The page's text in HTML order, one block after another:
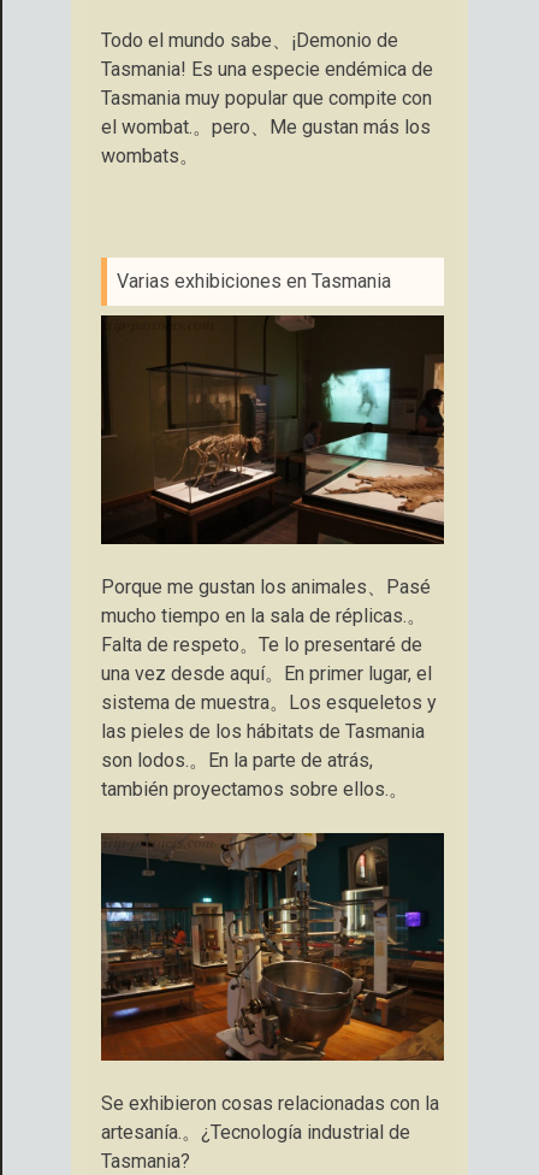
Todo el mundo sabe、¡Demonio de
Tasmania! Es una especie endémica de
Tasmania muy popular que compite con
el wombat.。pero、Me gustan más los
wombats。
Varias exhibiciones en Tasmania
Porque me gustan los animales、Pasé
mucho tiempo en la sala de réplicas.。
Falta de respeto。Te lo presentaré de
una vez desde aquí。En primer lugar, el
sistema de muestra。Los esqueletos y
las pieles de los hábitats de Tasmania
son lodos.。En la parte de atrás,
también proyectamos sobre ellos.。
Se exhibieron cosas relacionadas con la
artesanía.。¿Tecnología industrial de
Tasmania?